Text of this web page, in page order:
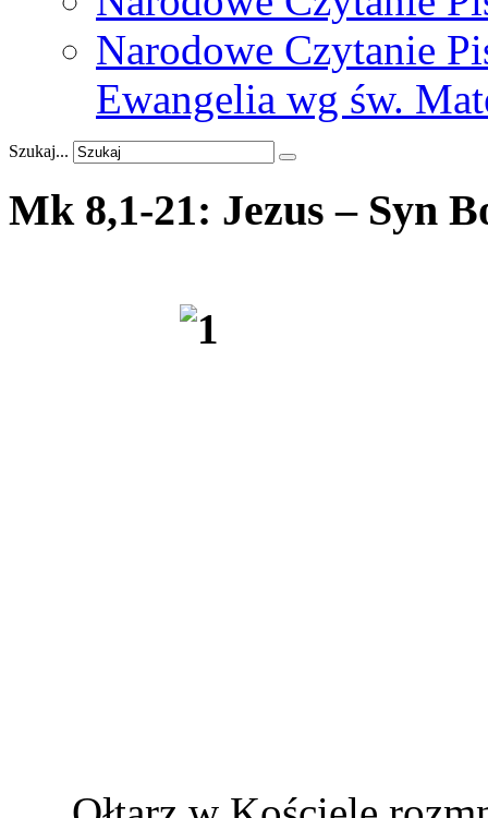
Narodowe Czytanie
Ewangelia wg św.
Szukaj...
Mk 8,1-21: Jezus – Syn